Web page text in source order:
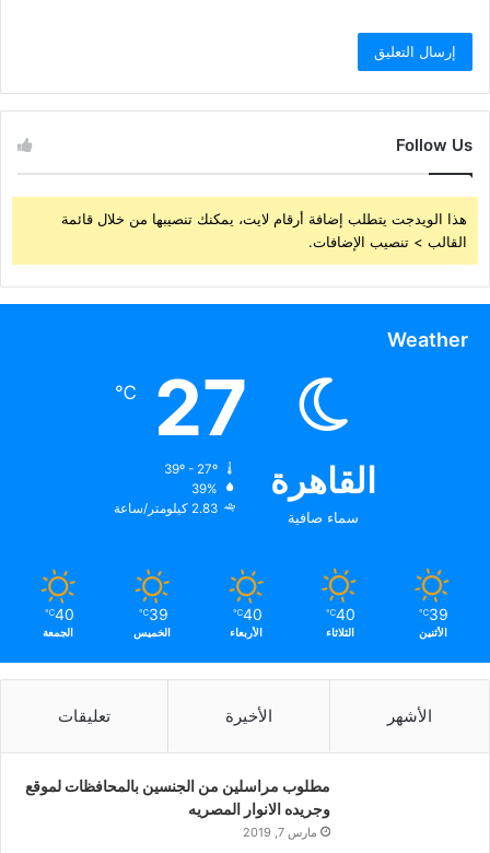
Follow Us
هذا الويدجت يتطلب إضافة أرقام لايت، يمكنك تنصيبها من خلال قائمة
القالب > تنصيب الإضافات.
Weather
القاهرة
سماء صافية
27
℃
39%
2.83 كيلومتر/ساعة
39
℃
الأثنين
40
℃
الثلاثاء
40
℃
الأربعاء
39
℃
الخميس
40
℃
الجمعة
الأشهر الأخيرة تعليقات
مطلوب مراسلين من الجنسين بالمحافظات لموقع
وجريده الانوار المصريه
مارس 7, 2019